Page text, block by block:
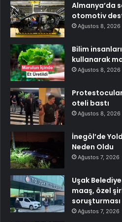
Almanya’da
otomotiv
Ağustos 8, 2026
Bilim
kullanarak
Ağustos 8, 2026
Protestocular
oteli bastı
Ağustos 8, 2026
İnegöl’de
Neden Oldu
Ağustos 7, 2026
Uşak
maaş, özel
soruşturması
Ağustos 7, 2026